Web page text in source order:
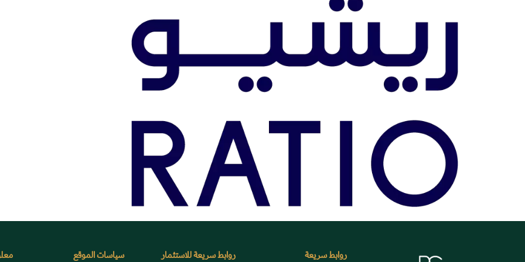
روابط سريعة روابط سريعة للاستثمار سياسات الموقع